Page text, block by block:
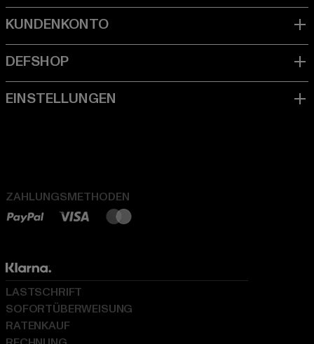
ZAHLUNGSMETHODEN
LASTSCHRIFT
SOFORTÜBERWEISUNG
RATENKAUF